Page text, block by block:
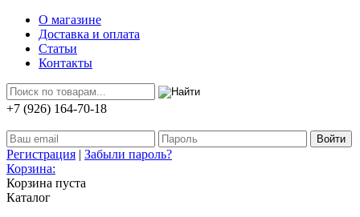
О магазине
Доставка и оплата
Статьи
Контакты
+7 (926) 164-70-18
Регистрация | Забыли пароль?
Корзина:
Корзина пуста
Каталог